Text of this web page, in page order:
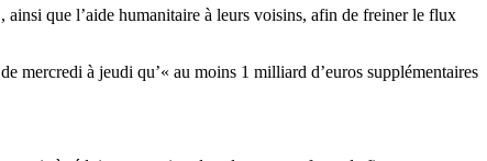
que l’aide humanitaire à leurs voisins, afin de freiner le flux
mercredi à jeudi qu’« au moins 1 milliard d’euros supplémentaires